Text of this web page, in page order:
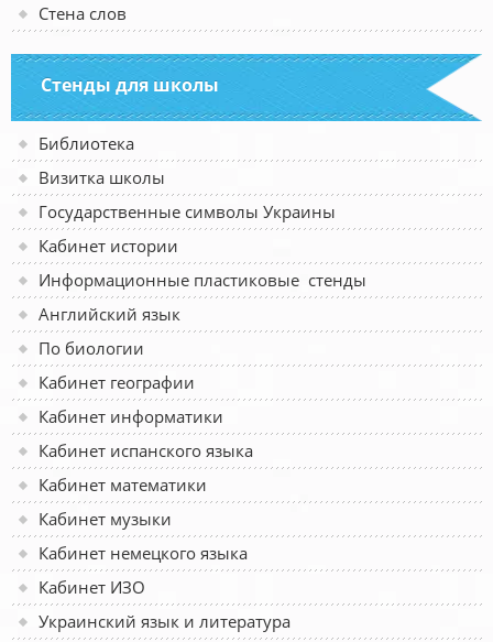
Стена слов
Стенды для школы
Библиотека
Визитка школы
Государственные символы Украины
Кабинет истории
Информационные пластиковые стенды
Английский язык
По биологии
Кабинет географии
Кабинет информатики
Кабинет испанского языка
Кабинет математики
Кабинет музыки
Кабинет немецкого языка
Кабинет ИЗО
Украинский язык и литература